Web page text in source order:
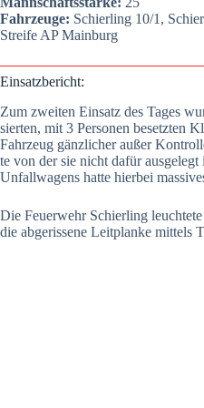
Fahr­zeu­ge: Schier­ling 10/1,
Strei­fe AP Main­burg
Ein­satz­be­richt:
Zum zwei­ten Ein­satz des Tages
sier­ten, mit 3 Per­so­nen besetz­ten
Fahr­zeug gänz­li­cher außer
te von der sie nicht dafür
Unfall­wa­gens hat­te hier­bei
Die Feu­er­wehr Schier­ling
die abge­ris­se­ne Leit­plan­ke mit­tels